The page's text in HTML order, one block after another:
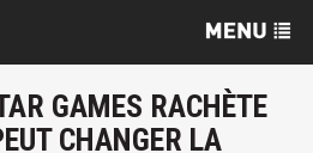
GAMES RACHÈTE
CHANGER LA